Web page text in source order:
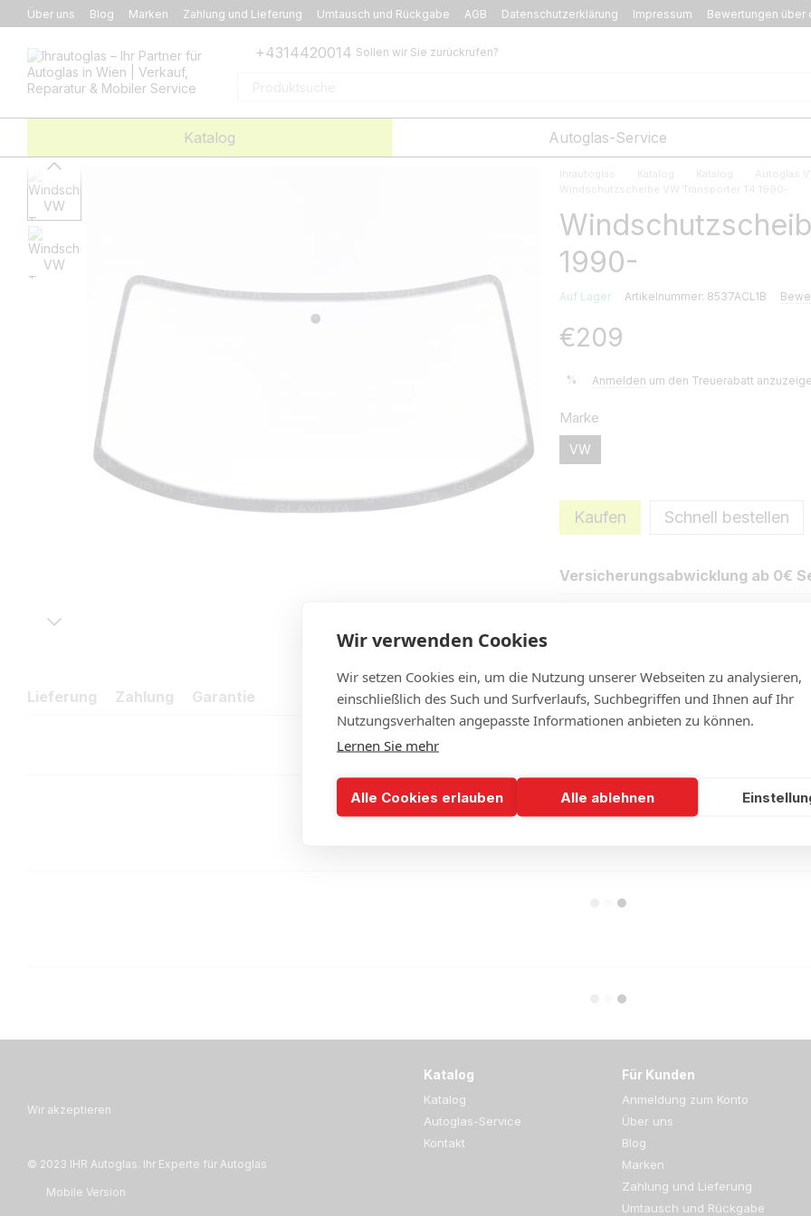
Перейти к основному контенту
Über uns Blog Marken Zahlung und Lieferung Umtausch und Rückgabe AGB Datenschutzerklärung Impressum Bewertungen über
+4314420014 Sollen wir Sie zurückrufen?
Katalog Autoglas-Service
Ihrautoglas Katalog Katalog Autoglas
Windschutzscheibe VW Transporter T4 1990-
1990-
Auf Lager Artikelnummer: 8537ACL1B
€209
% Anmelden um den Treuerabatt
Marke
VW
Kaufen Schnell bestellen
Versicherungsabwicklung ab 0€
Neue
Lieferung Zahlung Garantie
Wir akzeptieren
© 2023 IHR Autoglas. Ihr Experte für Autoglas
Mobile Version
Katalog
Katalog
Autoglas-Service
Kontakt
Für Kunden
Anmeldung zum Konto
Über uns
Blog
Marken
Zahlung und Lieferung
Umtausch und Rückgabe
Wir verwenden Cookies
Wir setzen Cookies ein, um die Nutzung unserer Webseiten zu analysieren,
einschließlich des Such und Surfverlaufs, Suchbegriffen und Ihnen auf Ihr
Nutzungsverhalten angepasste Informationen anbieten zu können.
Lernen Sie mehr
Alle Cookies erlauben Alle ablehnen